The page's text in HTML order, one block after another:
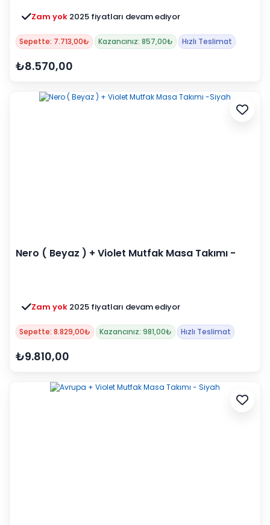
Zam yok 2025 fiyatları devam ediyor
Sepette: 7.713,00₺ Kazancınız: 857,00₺ Hızlı Teslimat
₺8.570,00
Nero ( Beyaz ) + Violet Mutfak Masa Takımı -
Zam yok 2025 fiyatları devam ediyor
Sepette: 8.829,00₺ Kazancınız: 981,00₺ Hızlı Teslimat
₺9.810,00